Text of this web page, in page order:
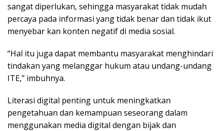
sangat diperlukan, sehingga masyarakat tidak mudah
percaya pada informasi yang tidak benar dan tidak ikut
menyebar kan konten negatif di media sosial.
“Hal itu juga dapat membantu masyarakat menghindari
tindakan yang melanggar hukum atau undang-undang
ITE,” imbuhnya.
Literasi digital penting untuk meningkatkan
pengetahuan dan kemampuan seseorang dalam
menggunakan media digital dengan bijak dan